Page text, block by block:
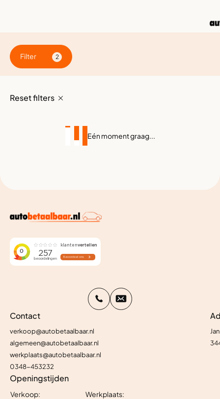
Filter 2
Reset filters
Eén moment graag...
Contact
verkoop@autobetaalbaar.nl
algemeen@autobetaalbaar.nl
werkplaats@autobetaalbaar.nl
0348-453232
Openingstijden
Verkoop: Werkplaats: